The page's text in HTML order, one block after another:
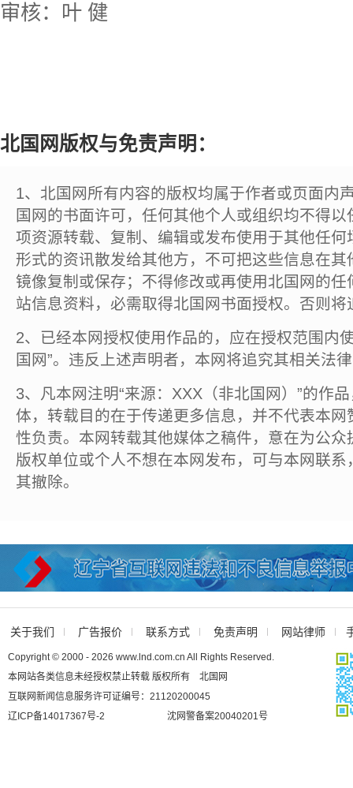
审核：叶 健
北国网版权与免责声明：
1、北国网所有内容的版权均属于作者或页面内
国网的书面许可，任何其他个人或组织均不得
项资源转载、复制、编辑或发布使用于其他任
形式的资讯散发给其他方，不可把这些信息在
镜像复制或保存；不得修改或再使用北国网的
站信息资料，必需取得北国网书面授权。否则将
2、已经本网授权使用作品的，应在授权范围内
国网”。违反上述声明者，本网将追究其相关法
3、凡本网注明“来源：XXX（非北国网）”的作
体，转载目的在于传递更多信息，并不代表本
性负责。本网转载其他媒体之稿件，意在为公
版权单位或个人不想在本网发布，可与本网联
其撤除。
关于我们 广告报价 联系方式 免责声明 网站律师
Copyright © 2000 - 2026 www.lnd.com.cn All Rights Reserved.
本网站各类信息未经授权禁止转载 版权所有 北国网
互联网新闻信息服务许可证编号：21120200045
辽ICP备14017367号-2
沈网警备案20040201号